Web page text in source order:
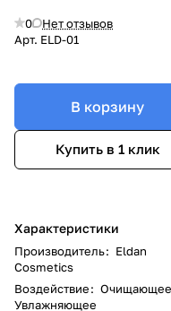
0
Нет отзывов
Арт. ELD-01
В корзину
Купить в 1 клик
Характеристики
Производитель: Eldan
Cosmetics
Воздействие:
Увлажняющее